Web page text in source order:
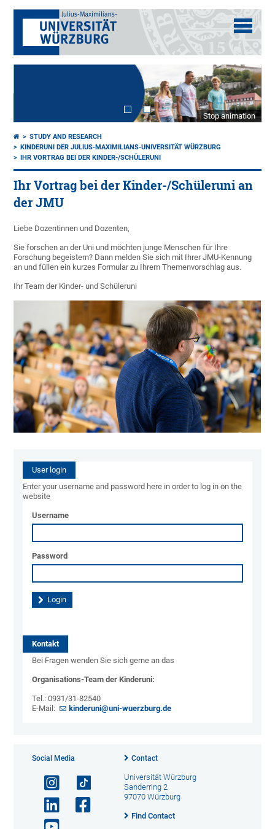
Stop animation
STUDY AND RESEARCH
KINDERUNI DER JULIUS-MAXIMILIANS-UNIVERSITÄT WÜRZBURG
IHR VORTRAG BEI DER KINDER-/SCHÜLERUNI
Ihr Vortrag bei der Kinder-/Schüleruni an
der JMU
Liebe Dozentinnen und Dozenten,
Sie forschen an der Uni und möchten junge Menschen für Ihre
Forschung begeistern? Dann melden Sie sich mit Ihrer JMU-Kennung
an und füllen ein kurzes Formular zu Ihrem Themenvorschlag aus.
Ihr Team der Kinder- und Schüleruni
User login
Enter your username and password here in order to log in on the
website
Username
Password
Kontakt
Bei Fragen wenden Sie sich gerne an das
Organisations-Team der Kinderuni:
Tel.: 0931/31-82540
E-Mail:
kinderuni@uni-wuerzburg.de
Social Media Contact
Universität Würzburg
Sanderring 2
97070 Würzburg
Find Contact